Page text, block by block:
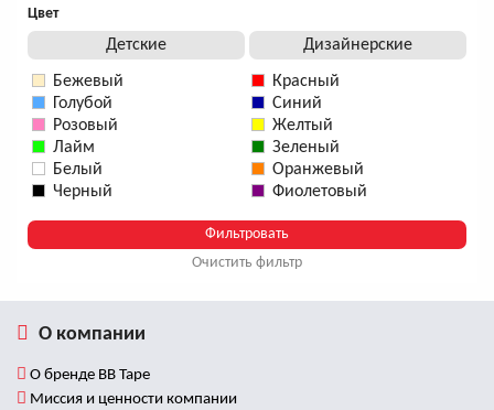
Цвет
Детские Дизайнерские
Бежевый
Голубой
Розовый
Лайм
Белый
Черный
Красный
Синий
Желтый
Зеленый
Оранжевый
Фиолетовый
Очистить фильтр
О компании
О бренде BB Tape
Миссия и ценности компании